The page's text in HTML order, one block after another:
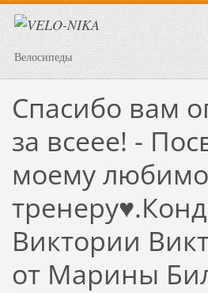
Велосипеды
Спасибо вам
за всеее! -
моему
Виктории
от Марины